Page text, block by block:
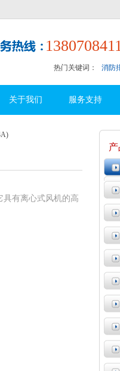
热门关键词： 消防
关于我们 服务支持
有离心式风机的高
产